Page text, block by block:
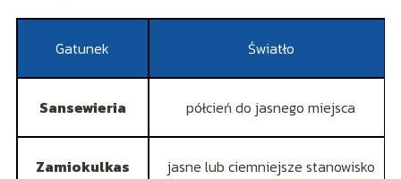
Gatunek Światło
Sansewieria półcień do jasnego miejsca
Zamiokulkas jasne lub ciemniejsze stanowisko